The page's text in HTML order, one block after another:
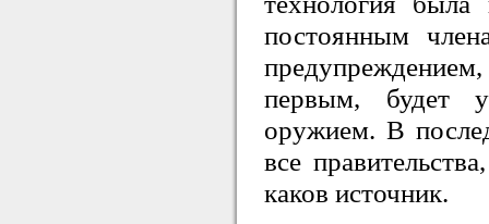
постоянным
первым, будет
оружием. В
все
каков источник.